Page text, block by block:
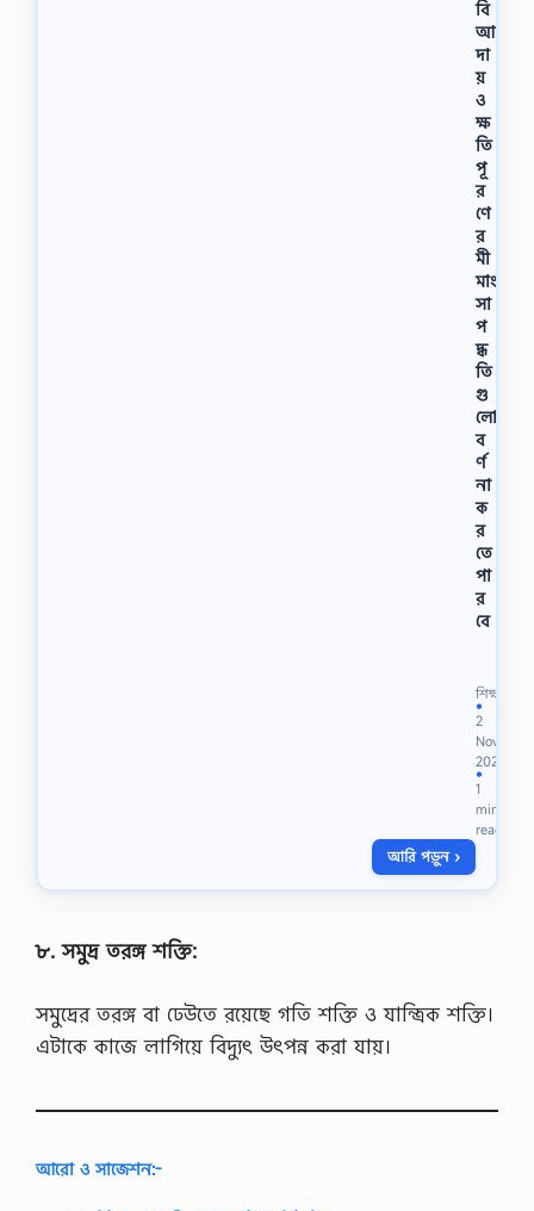
বি
আ
দা
য়
ও
ক্ষ
তি
পূ
র
ণে
র
মী
মাং
সা
প
দ্ধ
তি
গু
লাে
ব
র্ণ
না
ক
র
তে
পা
র
বে
:
১
১
শ
H
S
C
ই
2
:
শিক্ষা
●
2
Nov
2021
●
1
min
read
আরি পড়ুন ›
৮. সমুদ্র তরঙ্গ শক্তি:
সমুদ্রের তরঙ্গ বা ঢেউতে রয়েছে গতি শক্তি ও যান্ত্রিক শক্তি।
এটাকে কাজে লাগিয়ে বিদ্যুৎ উৎপন্ন করা যায়।
আরো ও সাজেশন:-